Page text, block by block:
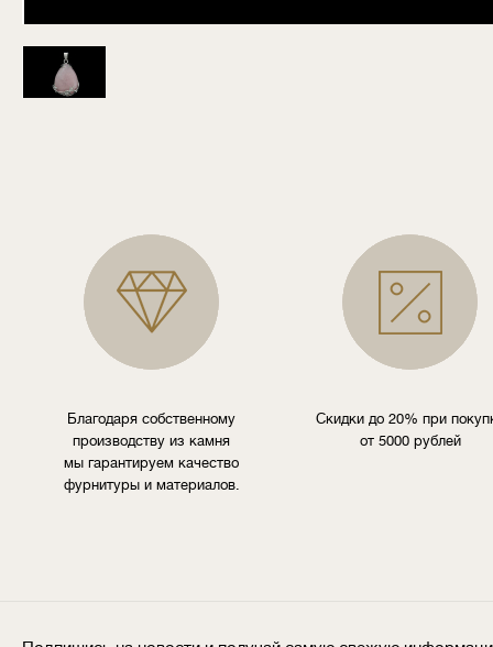
Благодаря собственному
производству из камня
мы гарантируем качество
фурнитуры и материалов.
Скидки до 20% при
от 5000 рублей